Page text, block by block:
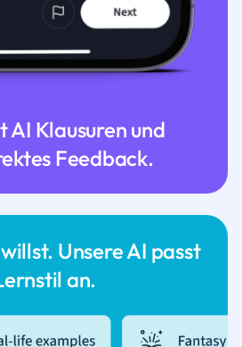
Unsere AI passt
an.
AI Klausuren und
Feedback.